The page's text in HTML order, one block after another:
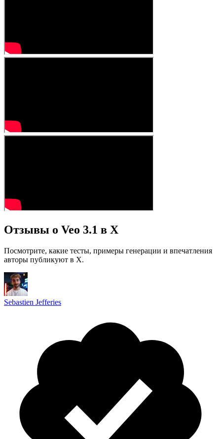
Отзывы о Veo 3.1 в X
Посмотрите, какие тесты, примеры генерации и впечатления
авторы публикуют в X.
Sebastien Jefferies